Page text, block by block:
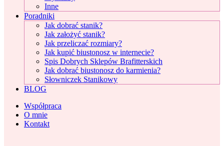
Inne
Poradniki
Jak dobrać stanik?
Jak założyć stanik?
Jak przeliczać rozmiary?
Jak kupić biustonosz w internecie?
Spis Dobrych Sklepów Brafitterskich
Jak dobrać biustonosz do karmienia?
Słowniczek Stanikowy
BLOG
Współpraca
O mnie
Kontakt